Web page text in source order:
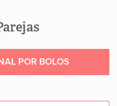
POR BOLOS